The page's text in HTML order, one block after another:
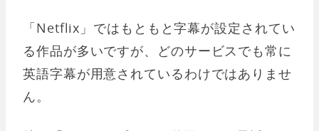
「Netflix」ではもともと字幕が設定されてい
る作品が多いですが、どのサービスでも常に
英語字幕が用意されているわけではありませ
ん。